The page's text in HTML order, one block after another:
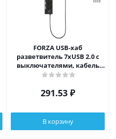
FORZA USB-хаб
разветвитель 7xUSB 2.0 с
выключателями, кабель
USB(A) 15см, пластик,
291.53 ₽
В корзину